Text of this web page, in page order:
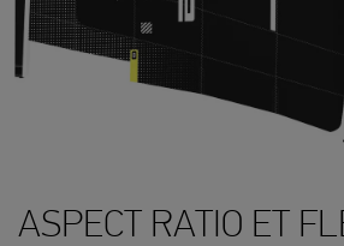
ASPECT RATIO ET